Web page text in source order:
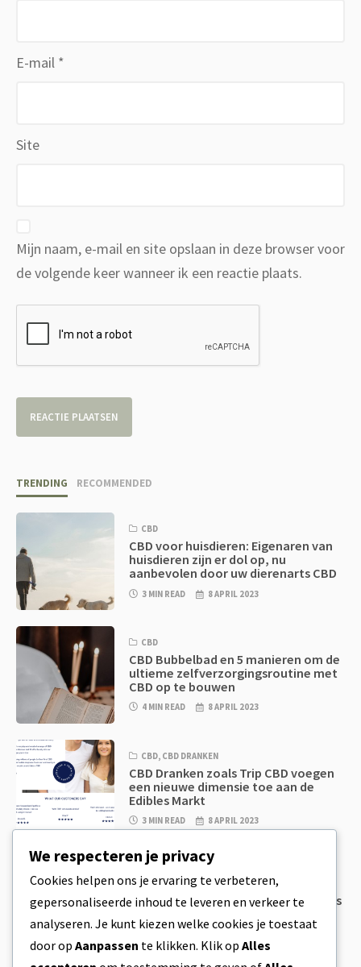
E-mail *
Site
Mijn naam, e-mail en site opslaan in deze browser voor
de volgende keer wanneer ik een reactie plaats.
TRENDING RECOMMENDED
CBD
CBD voor huisdieren: Eigenaren van
huisdieren zijn er dol op, nu
aanbevolen door uw dierenarts CBD
3 MIN READ 8 APRIL 2023
CBD
CBD Bubbelbad en 5 manieren om de
ultieme zelfverzorgingsroutine met
CBD op te bouwen
4 MIN READ 8 APRIL 2023
CBD, CBD DRANKEN
CBD Dranken zoals Trip CBD voegen
een nieuwe dimensie toe aan de
Edibles Markt
3 MIN READ 8 APRIL 2023
CBD Koekjesdeeg & Ongelooflijk
Simpele CBD Edibles Die Je Zelf Thuis
8 APRIL 2023
We respecteren je privacy
Cookies helpen ons je ervaring te verbeteren,
gepersonaliseerde inhoud te leveren en verkeer te
analyseren. Je kunt kiezen welke cookies je toestaat
door op Aanpassen te klikken. Klik op Alles